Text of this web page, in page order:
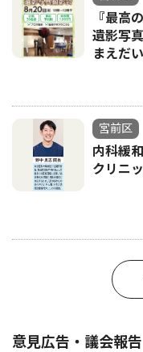
『最高
遺影写
まえだ
宮前区
内科緩
クリニ
意見広告・議会報告